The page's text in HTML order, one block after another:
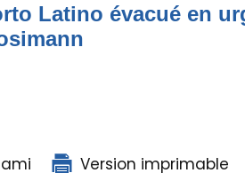
Latino évacué en
Version imprimable